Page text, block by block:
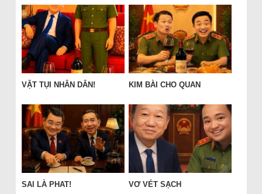
VẶT TỤI NHÂN DÂN! KIM BÀI CHO QUAN
SAI LÀ PHAT! VƠ VÉT SẠCH